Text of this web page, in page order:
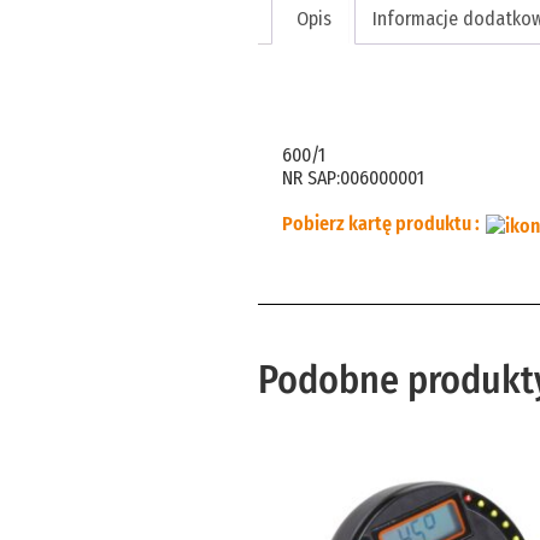
Opis Informacje
600/1
NR SAP:006000001
Pobierz kartę produktu :
Podobne